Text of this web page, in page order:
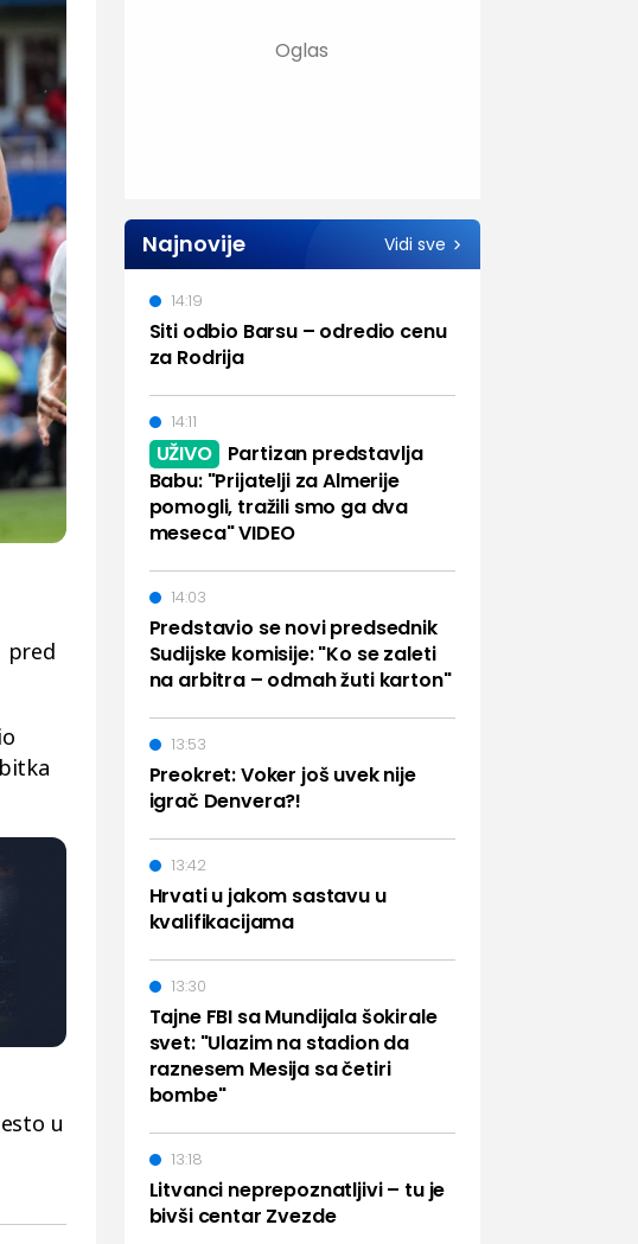
pred
u
Najnovije Vidi sve
Siti odbio Barsu – odredio cenu
za Rodrija
14:19
UŽIVO
Partizan predstavlja
Babu: "Prijatelji za Almerije
pomogli, tražili smo ga dva
meseca" VIDEO
14:11
Predstavio se novi predsednik
Sudijske komisije: "Ko se zaleti
na arbitra – odmah žuti karton"
14:03
Preokret: Voker još uvek nije
igrač Denvera?!
13:53
Hrvati u jakom sastavu u
kvalifikacijama
13:42
Tajne FBI sa Mundijala šokirale
svet: "Ulazim na stadion da
raznesem Mesija sa četiri
bombe"
13:30
Litvanci neprepoznatljivi – tu je
bivši centar Zvezde
13:18